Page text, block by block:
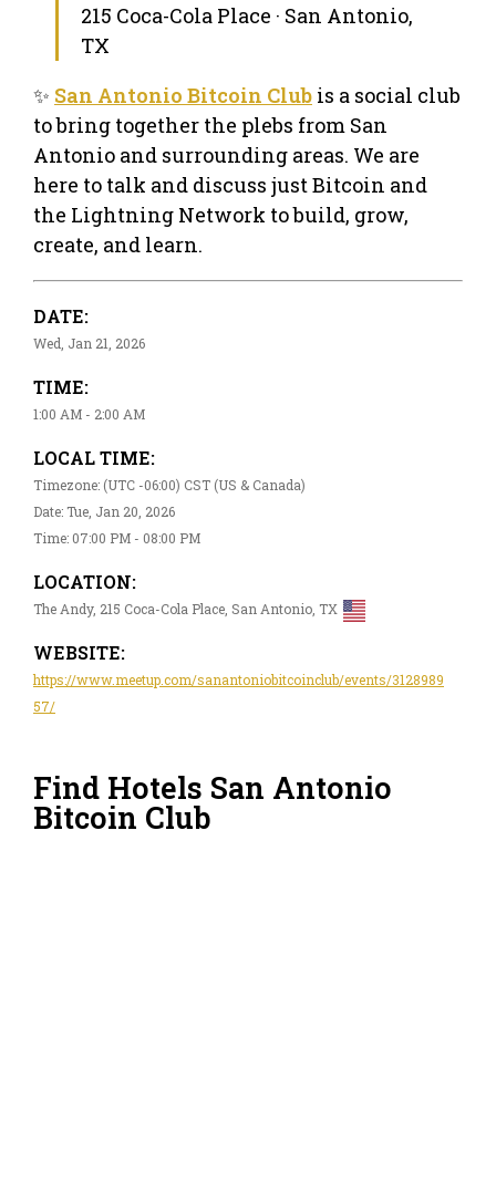
215 Coca-Cola Place · San Antonio,
TX
✨ San Antonio Bitcoin Club is a social club
to bring together the plebs from San
Antonio and surrounding areas. We are
here to talk and discuss just Bitcoin and
the Lightning Network to build, grow,
create, and learn.
DATE:
Wed, Jan 21, 2026
TIME:
1:00 AM - 2:00 AM
LOCAL TIME:
Timezone: (UTC -06:00) CST (US & Canada)
Date: Tue, Jan 20, 2026
Time: 07:00 PM - 08:00 PM
LOCATION:
The Andy, 215 Coca-Cola Place, San Antonio, TX
WEBSITE:
https://www.meetup.com/sanantoniobitcoinclub/events/3128989
57/
Find Hotels San Antonio
Bitcoin Club